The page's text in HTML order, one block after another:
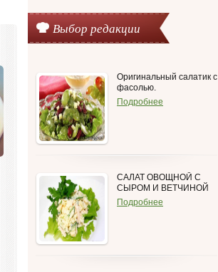
Выбор редакции
Оригинальный салатик с
фасолью.
Подробнее
САЛАТ ОВОЩНОЙ С
СЫРОМ И ВЕТЧИНОЙ
Подробнее